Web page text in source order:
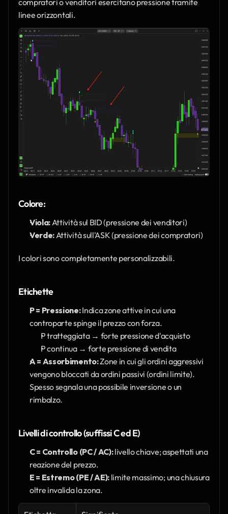
linee orizzontali.
Colore:
Viola: Attività sul BID (pressione dei venditori)
Verde: Attività sull'ASK (pressione dei compratori)
I colori sono completamente personalizzabili.
Etichette
P = Pressione: Indica zone attive in cui una
controparte spinge il prezzo con forza.
P tratteggiata → forte pressione d'acquisto
P continua → forte pressione di vendita
A = Assorbimento: Zone in cui gli ordini aggressivi
vengono bloccati da ordini passivi (ordini limite).
Spesso segnala una possibile inversione o un
rimbalzo.
Livelli di controllo (suffissi C ed E)
C = Controllo (PC / AC): livello chiave; aspettati una
reazione del prezzo.
E = Estremo (PE / AE): limite massimo; una chiusura
oltre invalida la zona.